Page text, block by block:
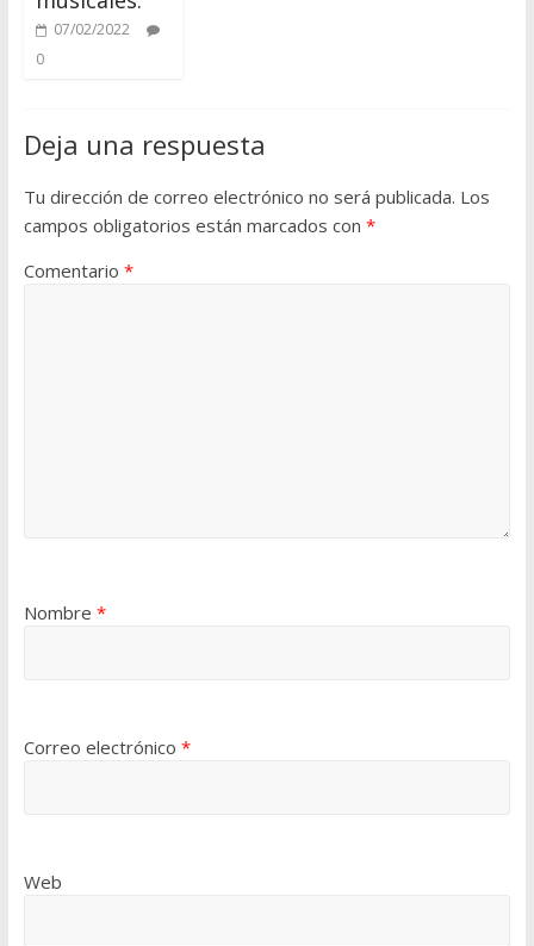
07/02/2022
0
Deja una respuesta
Tu dirección de correo electrónico no será publicada. Los
campos obligatorios están marcados con *
Comentario *
Nombre *
Correo electrónico *
Web